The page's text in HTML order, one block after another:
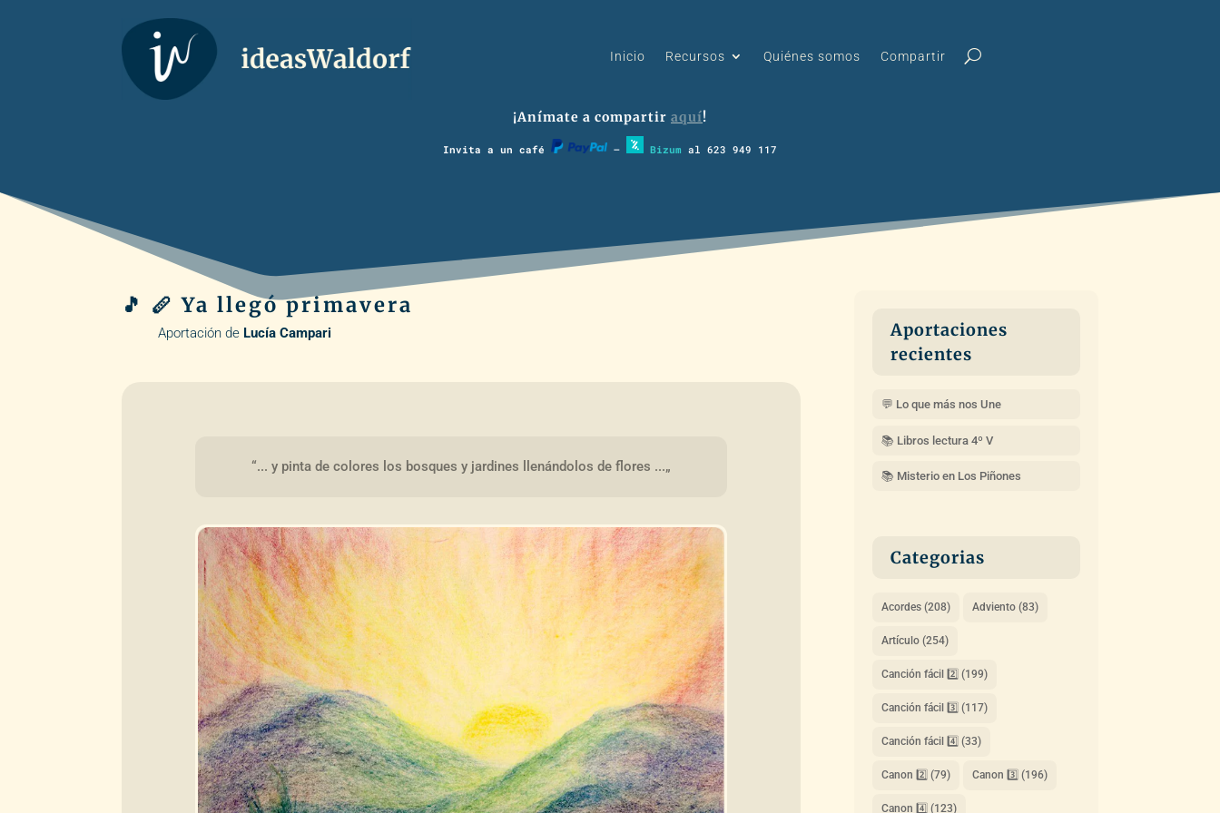
Inicio Recursos Quiénes somos Compartir
¡Anímate a compartir aquí!
Invita a un café – Bizum al 623 949 117
🎵 🪈 Ya llegó primavera
Aportación de Lucía Campari
“... y pinta de colores los bosques y jardines llenándolos de flores ...„
Aportaciones
recientes
💬 Lo que más nos Une
📚 Libros lectura 4º V
📚 Misterio en Los Piñones
Categorias
Acordes(208) Adviento(83)
Artículo(254)
Canción fácil 2️⃣ (199)
Canción fácil 3️⃣ (117)
Canción fácil 4️⃣ (33)
Canon 2️⃣ (79) Canon 3️⃣ (196)
Canon 4️⃣ (123)